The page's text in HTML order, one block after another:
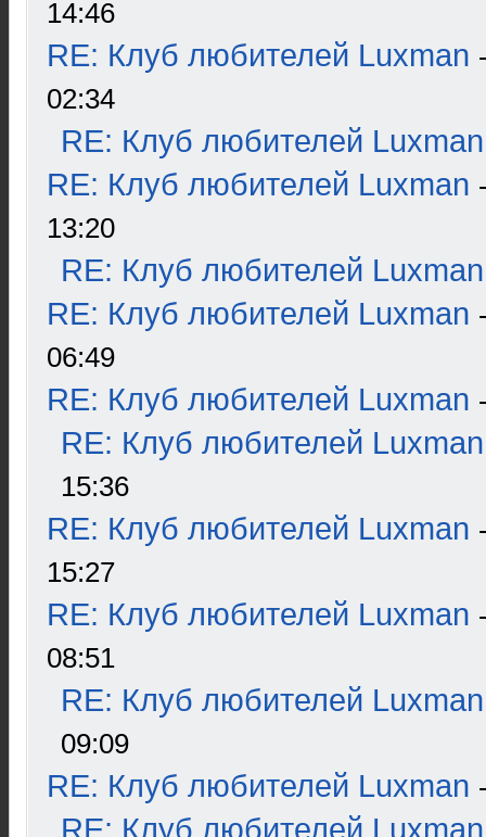
14:46
RE: Клуб любителей Luxman
02:34
RE: Клуб любителей Luxman
RE: Клуб любителей Luxman
13:20
RE: Клуб любителей Luxman
RE: Клуб любителей Luxman
06:49
RE: Клуб любителей Luxman
RE: Клуб любителей Luxman
15:36
RE: Клуб любителей Luxman
15:27
RE: Клуб любителей Luxman
08:51
RE: Клуб любителей Luxman
09:09
RE: Клуб любителей Luxman
RE: Клуб любителей Luxman